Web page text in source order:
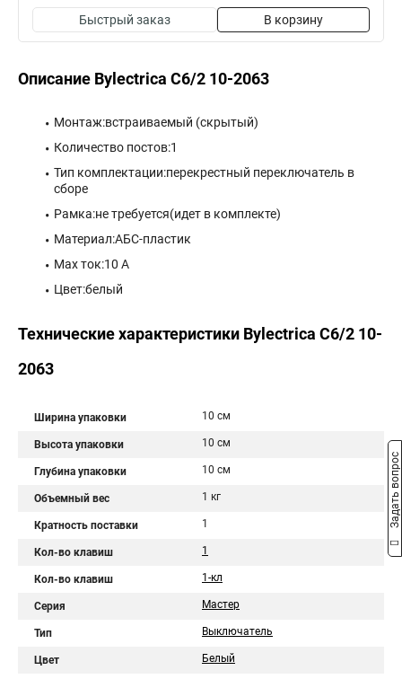
Быстрый заказ В корзину
Описание Bylectrica С6/2 10-2063
Монтаж:встраиваемый (скрытый)
Количество постов:1
Тип комплектации:перекрестный переключатель в
сборе
Рамка:не требуется(идет в комплекте)
Материал:АБС-пластик
Max ток:10 А
Цвет:белый
Технические характеристики Bylectrica С6/2 10-
2063
Ширина упаковки 10 см
Высота упаковки 10 см
Глубина упаковки 10 см
Объемный вес 1 кг
Кратность поставки 1
Кол-во клавиш 1
Кол-во клавиш 1-кл
Серия Мастер
Тип Выключатель
Цвет Белый
Задать вопрос